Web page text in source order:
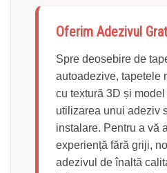
Oferim Adezivul
Spre deosebire de
autoadezive, tapetele
cu textură 3D și
utilizarea unui adeziv
instalare. Pentru a vă
experiență fără griji,
adezivul de înaltă